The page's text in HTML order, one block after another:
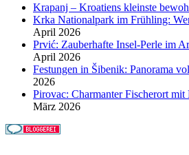
Krapanj – Kroatiens kleinste
Krka Nationalpark im Frühling:
April 2026
Prvić: Zauberhafte Insel-Perle im
April 2026
Festungen in Šibenik: Panorama
2026
Pirovac: Charmanter Fischerort
März 2026